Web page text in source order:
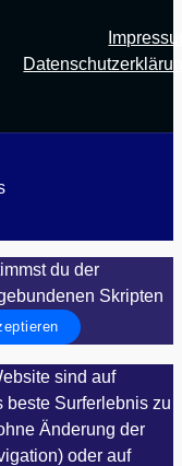
du der
Skripten
sind auf
Surferlebnis zu
Änderung der
oder auf